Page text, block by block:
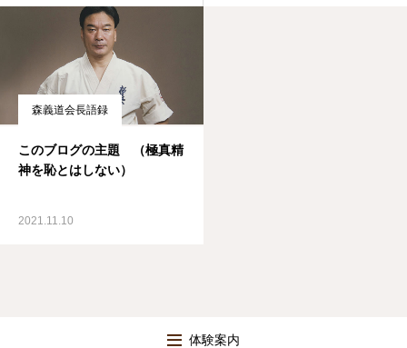
森義道会長語録
このブログの主題 （極真精
神を恥とはしない）
2021.11.10
体験案内